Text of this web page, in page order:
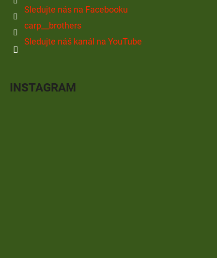
Sledujte nás na Facebooku
carp__brothers
Sledujte náš kanál na YouTube
INSTAGRAM